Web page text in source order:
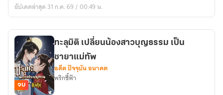
อัปเดตล่าสุด 31 ก.ค. 69 / 00:49 น.
จบ
ทะลุมิติ เปลี่ยนน้องสาวบุญธรรม เป็น
ชายาแม่ทัพ
อดีต ปัจจุบัน อนาคต
พริกชี้ฟ้า